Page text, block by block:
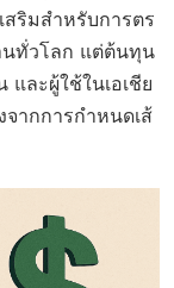
ริมสำหรับการตร
นทั่วโลก แต่ต้นทุน
ละผู้ใช้ในเอเชีย
ากการกำหนดเส้